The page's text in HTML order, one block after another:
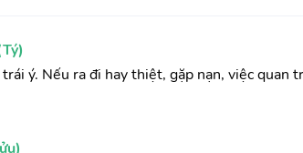
ý. Nếu ra đi hay thiệt, gặp nạn, việc quan